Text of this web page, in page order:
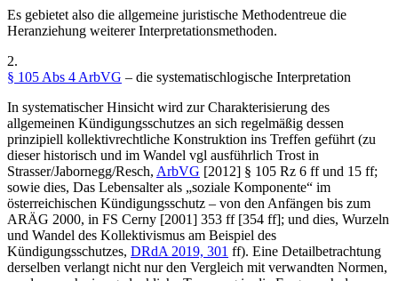
Es gebietet also die allgemeine juristische Methodentreue die
Heranziehung weiterer Interpretationsmethoden.
2.
§ 105 Abs 4 ArbVG – die systematischlogische Interpretation
In systematischer Hinsicht wird zur Charakterisierung des
allgemeinen Kündigungsschutzes an sich regelmäßig dessen
prinzipiell kollektivrechtliche Konstruktion ins Treffen geführt (zu
dieser historisch und im Wandel vgl ausführlich Trost in
Strasser/Jabornegg/Resch, ArbVG [2012] § 105 Rz 6 ff und 15 ff;
sowie dies, Das Lebensalter als „soziale Komponente“ im
österreichischen Kündigungsschutz – von den Anfängen bis zum
ARÄG 2000, in FS Cerny [2001] 353 ff [354 ff]; und dies, Wurzeln
und Wandel des Kollektivismus am Beispiel des
Kündigungsschutzes, DRdA 2019, 301 ff). Eine Detailbetrachtung
derselben verlangt nicht nur den Vergleich mit verwandten Normen,